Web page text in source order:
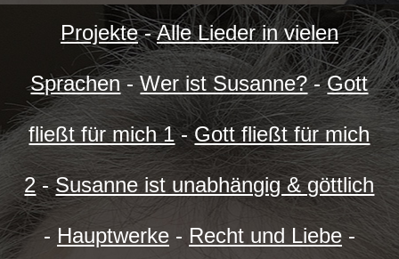
Projekte-Alle Lieder in vielen
Sprachen-Wer ist Susanne?-Gott
fließt für mich 1-Gott fließt für mich
2-Susanne ist unabhängig & göttlich
- Hauptwerke- Recht und Liebe-